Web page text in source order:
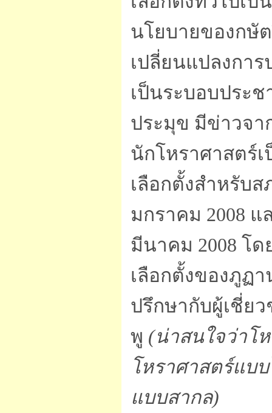
นโยบายของกษั
เปลี่ยนแปลงกา
เป็นระบอบประ
ประมุข มีข่าวจาก
นักโหราศาสตร์
เลือกตั้งสำหรับส
มกราคม 2008 แ
มีนาคม 2008 โ
เลือกตั้งของภูฏ
ปรึกษากับผู้เชี่ย
พู (น่าสนใจว่าโ
โหราศาสตร์แบ
แบบสากล)